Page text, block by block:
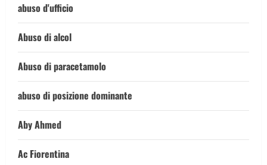
abuso d'ufficio
Abuso di alcol
Abuso di paracetamolo
abuso di posizione dominante
Aby Ahmed
Ac Fiorentina